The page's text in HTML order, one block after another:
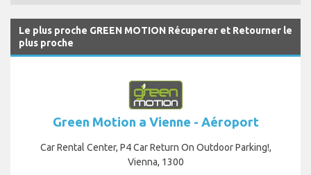
Le plus proche GREEN MOTION Récuperer et Retourner le
plus proche
Green Motion a Vienne - Aéroport
Car Rental Center, P4 Car Return On Outdoor Parking!,
Vienna, 1300